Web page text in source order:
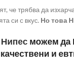
че трябва да
си с вкус. Но това
можем да
качествени и